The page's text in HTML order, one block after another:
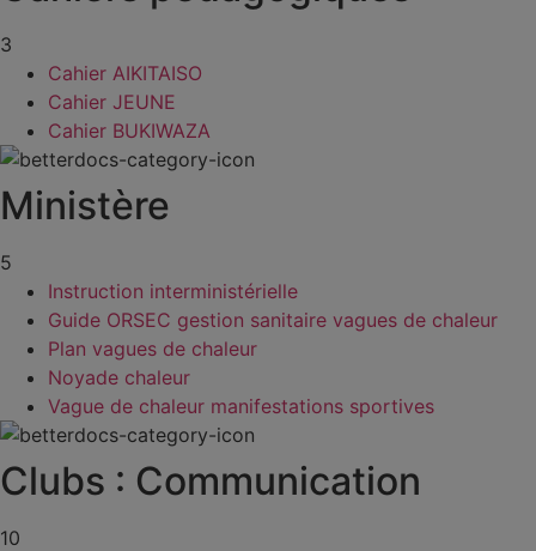
3
Cahier AIKITAISO
Cahier JEUNE
Cahier BUKIWAZA
Ministère
5
Instruction interministérielle
Guide ORSEC gestion sanitaire vagues de chaleur
Plan vagues de chaleur
Noyade chaleur
Vague de chaleur manifestations sportives
Clubs : Communication
10